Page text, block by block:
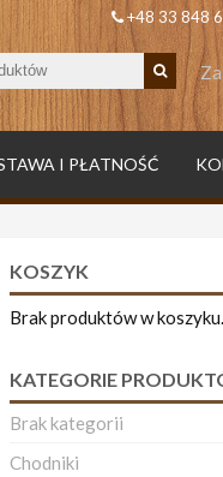
+48 33 848
I PŁATNOŚĆ
KOSZYK
Brak produktów w koszyku.
KATEGORIE
Brak kategorii
Chodniki